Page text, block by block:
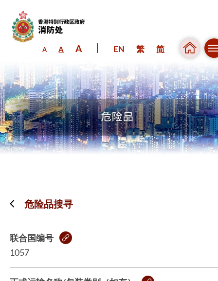
A A A EN 繁 简
危险品搜寻
联合国编号
1057